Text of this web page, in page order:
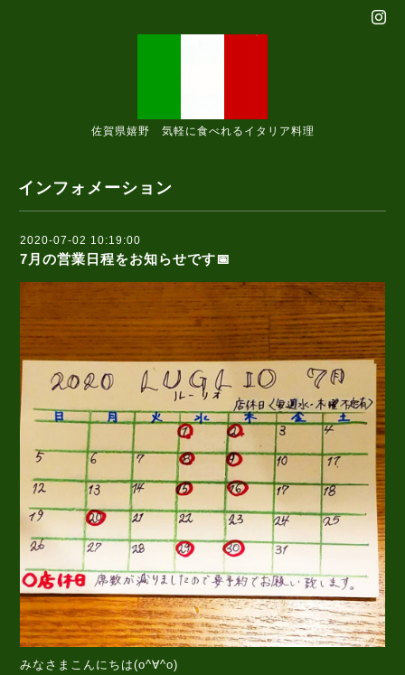
佐賀県嬉野 気軽に食べれるイタリア料理
インフォメーション
2020-07-02 10:19:00
7月の営業日程をお知らせです📅
みなさまこんにちは(o^∀^o)